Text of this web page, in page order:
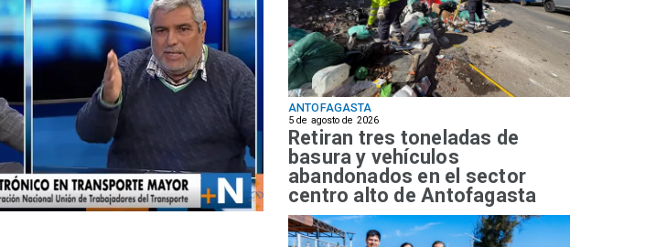
ANTOFAGASTA
5 de agosto de 2026
Retiran tres toneladas de
basura y vehículos
abandonados en el sector
centro alto de Antofagasta